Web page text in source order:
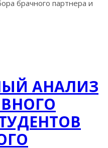
брачного партнера и
АНАЛИЗ